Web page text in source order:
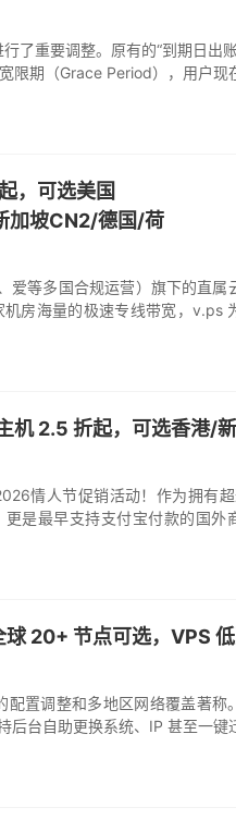
了重要调整。原有的“到期日出
限期（Grace Period），用户现
，可选美国
加坡CN2/德国/荷
爱等多国合规运营）旗下的直属
房海量的极速专线带宽，v.ps
机 2.5 折起，可选香港/
情人节促销活动！作为拥有
是最早支持支付宝付款的国外
20+ 节点可选，VPS
置调整和多地区网络覆盖著称
台自助更换系统、IP 甚至一键